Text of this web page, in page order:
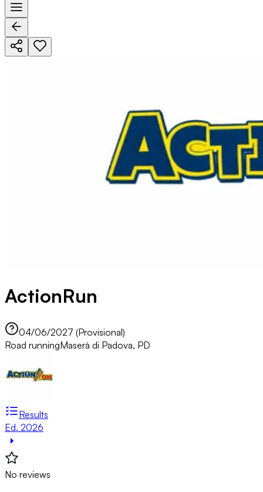
ActionRun
04/06/2027 (Provisional)
Road runningMaserà di Padova, PD
Results
Ed. 2026
No reviews